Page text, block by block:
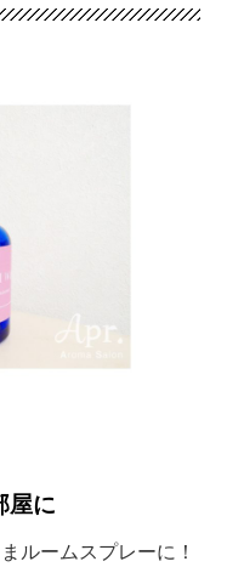
屋に
ルームスプレーに！